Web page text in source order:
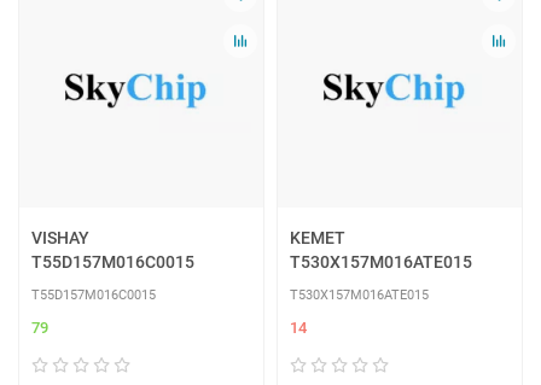
VISHAY
T55D157M016C0015
T55D157M016C0015
79
KEMET
T530X157M016ATE015
T530X157M016ATE015
14